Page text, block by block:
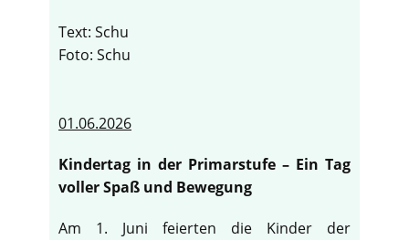
Text: Schu
Foto: Schu
01.06.2026
Kindertag in der Primarstufe – Ein Tag
voller Spaß und Bewegung
Am 1. Juni feierten die Kinder der